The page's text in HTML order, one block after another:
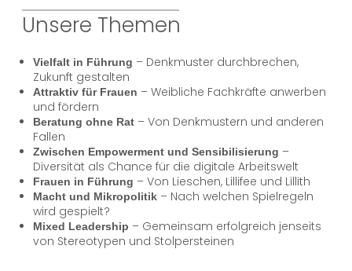
Unsere Themen
Vielfalt in Führung – Denkmuster durchbrechen,
Zukunft gestalten
Attraktiv für Frauen – Weibliche Fachkräfte anwerben
und fördern
Beratung ohne Rat – Von Denkmustern und anderen
Fallen
Zwischen Empowerment und Sensibilisierung –
Diversität als Chance für die digitale Arbeitswelt
Frauen in Führung – Von Lieschen, Lillifee und Lillith
Macht und Mikropolitik – Nach welchen Spielregeln
wird gespielt?
Mixed Leadership – Gemeinsam erfolgreich jenseits
von Stereotypen und Stolpersteinen